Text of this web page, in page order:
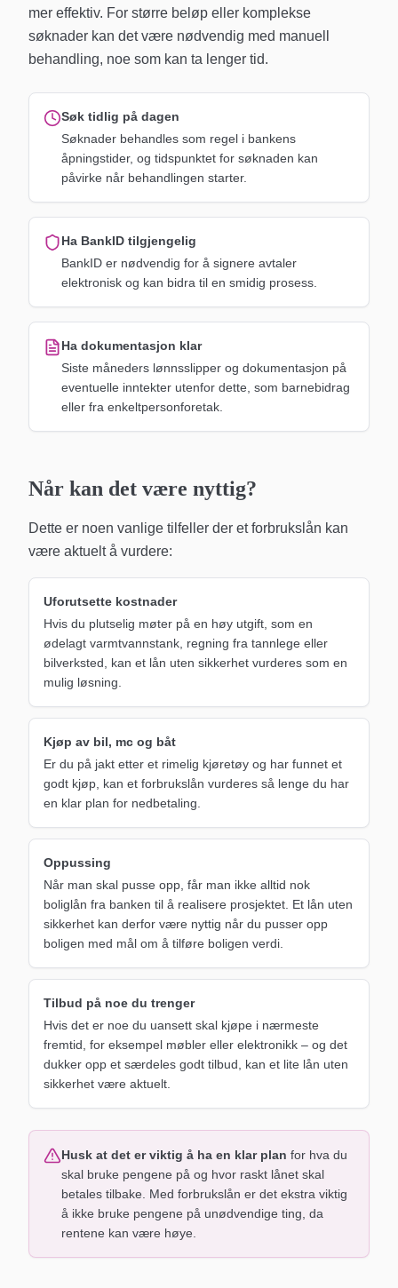
mer effektiv. For større beløp eller komplekse
søknader kan det være nødvendig med manuell
behandling, noe som kan ta lenger tid.
Søk tidlig på dagen
Søknader behandles som regel i bankens
åpningstider, og tidspunktet for søknaden kan
påvirke når behandlingen starter.
Ha BankID tilgjengelig
BankID er nødvendig for å signere avtaler
elektronisk og kan bidra til en smidig prosess.
Ha dokumentasjon klar
Siste måneders lønnsslipper og dokumentasjon på
eventuelle inntekter utenfor dette, som barnebidrag
eller fra enkeltpersonforetak.
Når kan det være nyttig?
Dette er noen vanlige tilfeller der et forbrukslån kan
være aktuelt å vurdere:
Uforutsette kostnader
Hvis du plutselig møter på en høy utgift, som en
ødelagt varmtvannstank, regning fra tannlege eller
bilverksted, kan et lån uten sikkerhet vurderes som en
mulig løsning.
Kjøp av bil, mc og båt
Er du på jakt etter et rimelig kjøretøy og har funnet et
godt kjøp, kan et forbrukslån vurderes så lenge du har
en klar plan for nedbetaling.
Oppussing
Når man skal pusse opp, får man ikke alltid nok
boliglån fra banken til å realisere prosjektet. Et lån uten
sikkerhet kan derfor være nyttig når du pusser opp
boligen med mål om å tilføre boligen verdi.
Tilbud på noe du trenger
Hvis det er noe du uansett skal kjøpe i nærmeste
fremtid, for eksempel møbler eller elektronikk – og det
dukker opp et særdeles godt tilbud, kan et lite lån uten
sikkerhet være aktuelt.
Husk at det er viktig å ha en klar plan for hva du
skal bruke pengene på og hvor raskt lånet skal
betales tilbake. Med forbrukslån er det ekstra viktig
å ikke bruke pengene på unødvendige ting, da
rentene kan være høye.